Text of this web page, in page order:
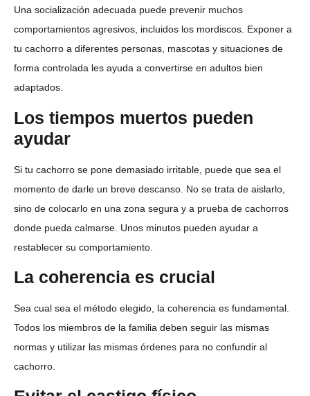
Una socialización adecuada puede prevenir muchos
comportamientos agresivos, incluidos los mordiscos. Exponer a
tu cachorro a diferentes personas, mascotas y situaciones de
forma controlada les ayuda a convertirse en adultos bien
adaptados.
Los tiempos muertos pueden
ayudar
Si tu cachorro se pone demasiado irritable, puede que sea el
momento de darle un breve descanso. No se trata de aislarlo,
sino de colocarlo en una zona segura y a prueba de cachorros
donde pueda calmarse. Unos minutos pueden ayudar a
restablecer su comportamiento.
La coherencia es crucial
Sea cual sea el método elegido, la coherencia es fundamental.
Todos los miembros de la familia deben seguir las mismas
normas y utilizar las mismas órdenes para no confundir al
cachorro.